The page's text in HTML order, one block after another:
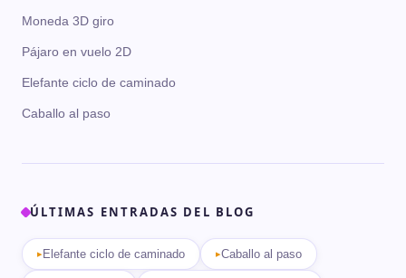
Moneda 3D giro
Pájaro en vuelo 2D
Elefante ciclo de caminado
Caballo al paso
ÚLTIMAS ENTRADAS DEL BLOG
Elefante ciclo de caminado Caballo al paso